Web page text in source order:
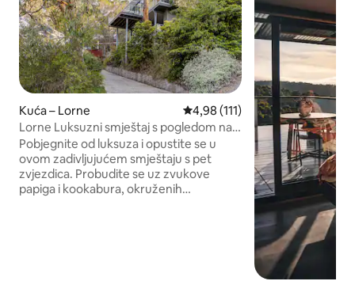
Kuća – Lorne Prosječna ocjena: 4,98/5,
4,98 (111)
Lorne Luksuzni smještaj s pogledom na
ocean i uvalu
Pobjegnite od luksuza i opustite se u
ovom zadivljujućem smještaju s pet
zvjezdica. Probudite se uz zvukove
papiga i kookabura, okruženih